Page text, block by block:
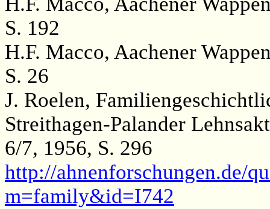
S. 192
H.F. Macco, Aachener
S. 26
J. Roelen,
Streithagen-Palander
6/7, 1956, S. 296
http://ahnenforschungen.de/
m=family&id=I742